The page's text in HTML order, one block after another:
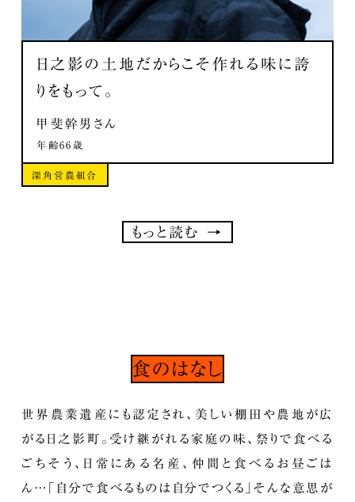
日之影の土地だからこそ作れる味に誇
りをもって。
甲斐幹男さん
年齢66歳
深角営農組合
もっと読む →
食のはなし
世界農業遺産にも認定され、美しい棚田や農地が広
がる日之影町。受け継がれる家庭の味、祭りで食べる
ごちそう、日常にある名産、仲間と食べるお昼ごは
ん…「自分で食べるものは自分でつくる」そんな意思が